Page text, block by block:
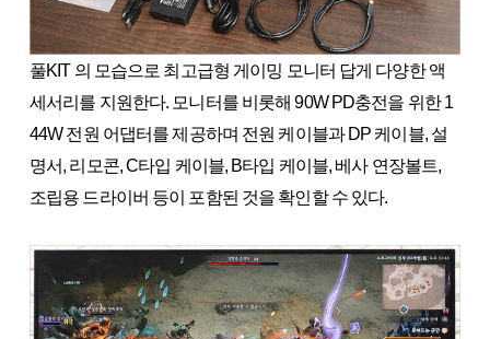
풀KIT 의 모습으로 최고급형 게이밍 모니터 답게 다양한 액
세서리를 지원한다. 모니터를 비롯해 90W PD충전을 위한 1
44W 전원 어댑터를 제공하며 전원 케이블과 DP 케이블, 설
명서, 리모콘, C타입 케이블, B타입 케이블, 베사 연장볼트,
조립용 드라이버 등이 포함된 것을 확인할 수 있다.